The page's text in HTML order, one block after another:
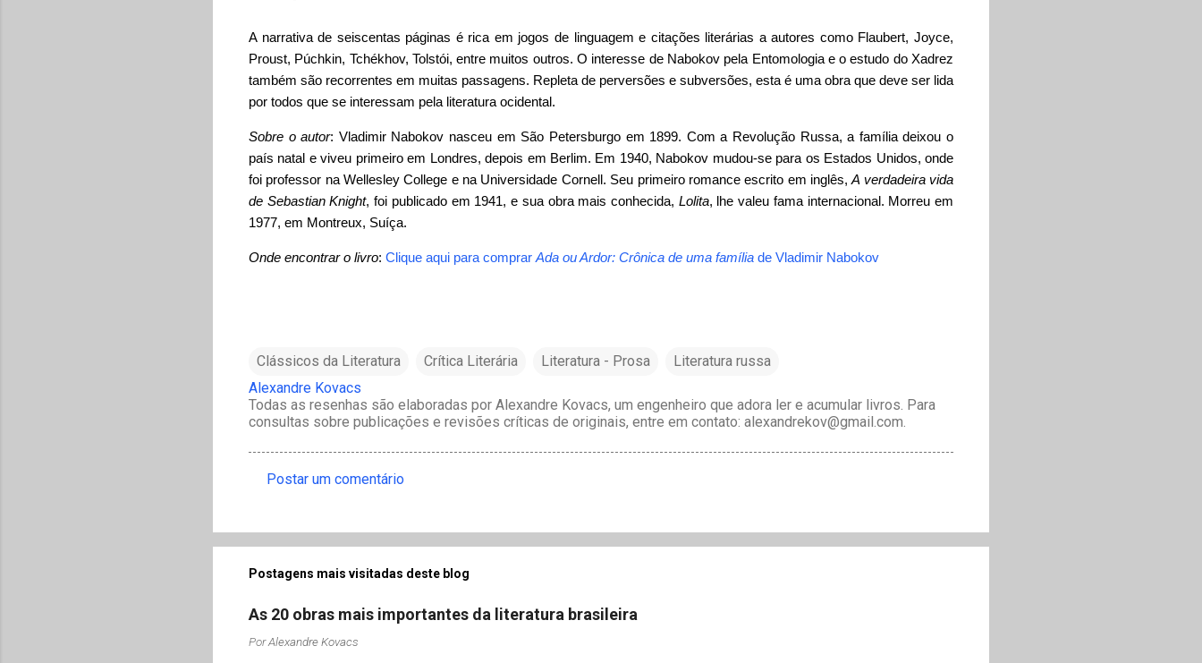
A narrativa de seiscentas páginas é rica em jogos de linguagem e citações literárias a autores como Flaubert, Joyce,
Proust, Púchkin, Tchékhov, Tolstói, entre muitos outros. O interesse de Nabokov pela Entomologia e o estudo do Xadrez
também são recorrentes em muitas passagens. Repleta de perversões e subversões, esta é uma obra que deve ser lida
por todos que se interessam pela literatura ocidental.
Sobre o autor: Vladimir Nabokov nasceu em São Petersburgo em 1899. Com a Revolução Russa, a família deixou o
país natal e viveu primeiro em Londres, depois em Berlim. Em 1940, Nabokov mudou-se para os Estados Unidos, onde
foi professor na Wellesley College e na Universidade Cornell. Seu primeiro romance escrito em inglês,A verdadeira vida
de Sebastian Knight, foi publicado em 1941, e sua obra mais conhecida, Lolita, lhe valeu fama internacional. Morreu em
1977, em Montreux, Suíça.
Onde encontrar o livro: Clique aqui para comprar Ada ou Ardor: Crônica de uma família de Vladimir Nabokov
Clássicos da Literatura Crítica Literária Literatura - Prosa
Literatura russa
Alexandre Kovacs
Todas as resenhas são elaboradas por Alexandre Kovacs, um engenheiro que adora ler e acumular livros. Para
consultas sobre publicações e revisões críticas de originais, entre em contato: alexandrekov@gmail.com.
m
e
t
á
Postar um comentário
Postagens mais visitadas deste blog
As 20 obras mais importantes da literatura brasileira
PorAlexandre Kovacs